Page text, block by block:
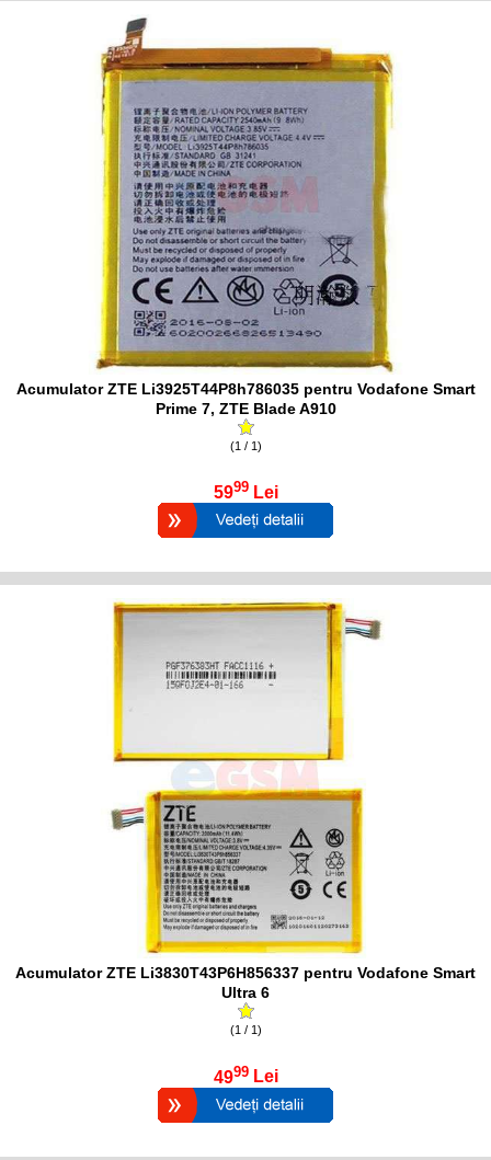
Acumulator ZTE Li3925T44P8h786035 pentru Vodafone Smart
Prime 7, ZTE Blade A910
(1 / 1)
5999 Lei
Acumulator ZTE Li3830T43P6H856337 pentru Vodafone Smart
Ultra 6
(1 / 1)
4999 Lei